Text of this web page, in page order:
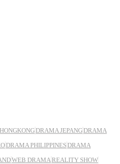
DRAMA JEPANGDRAMA
DRAMA PHILIPPINESDRAMA
WEB DRAMAREALITY SHOW